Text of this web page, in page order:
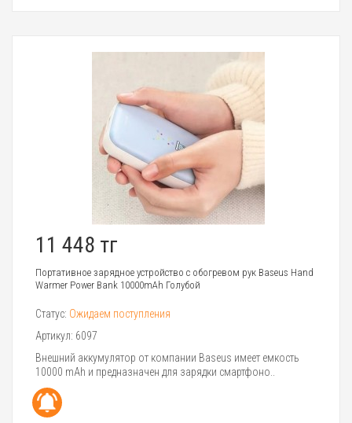
11 448 тг
Портативное зарядное устройство с обогревом рук Baseus Hand
Warmer Power Bank 10000mAh Голубой
Статус: Ожидаем поступления
Артикул: 6097
Внешний аккумулятор от компании Baseus имеет емкость
10000 mAh и предназначен для зарядки смартфоно..